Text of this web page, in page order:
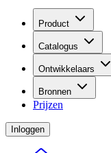
Product
Catalogus
Ontwikkelaars
Bronnen
Prijzen
Inloggen